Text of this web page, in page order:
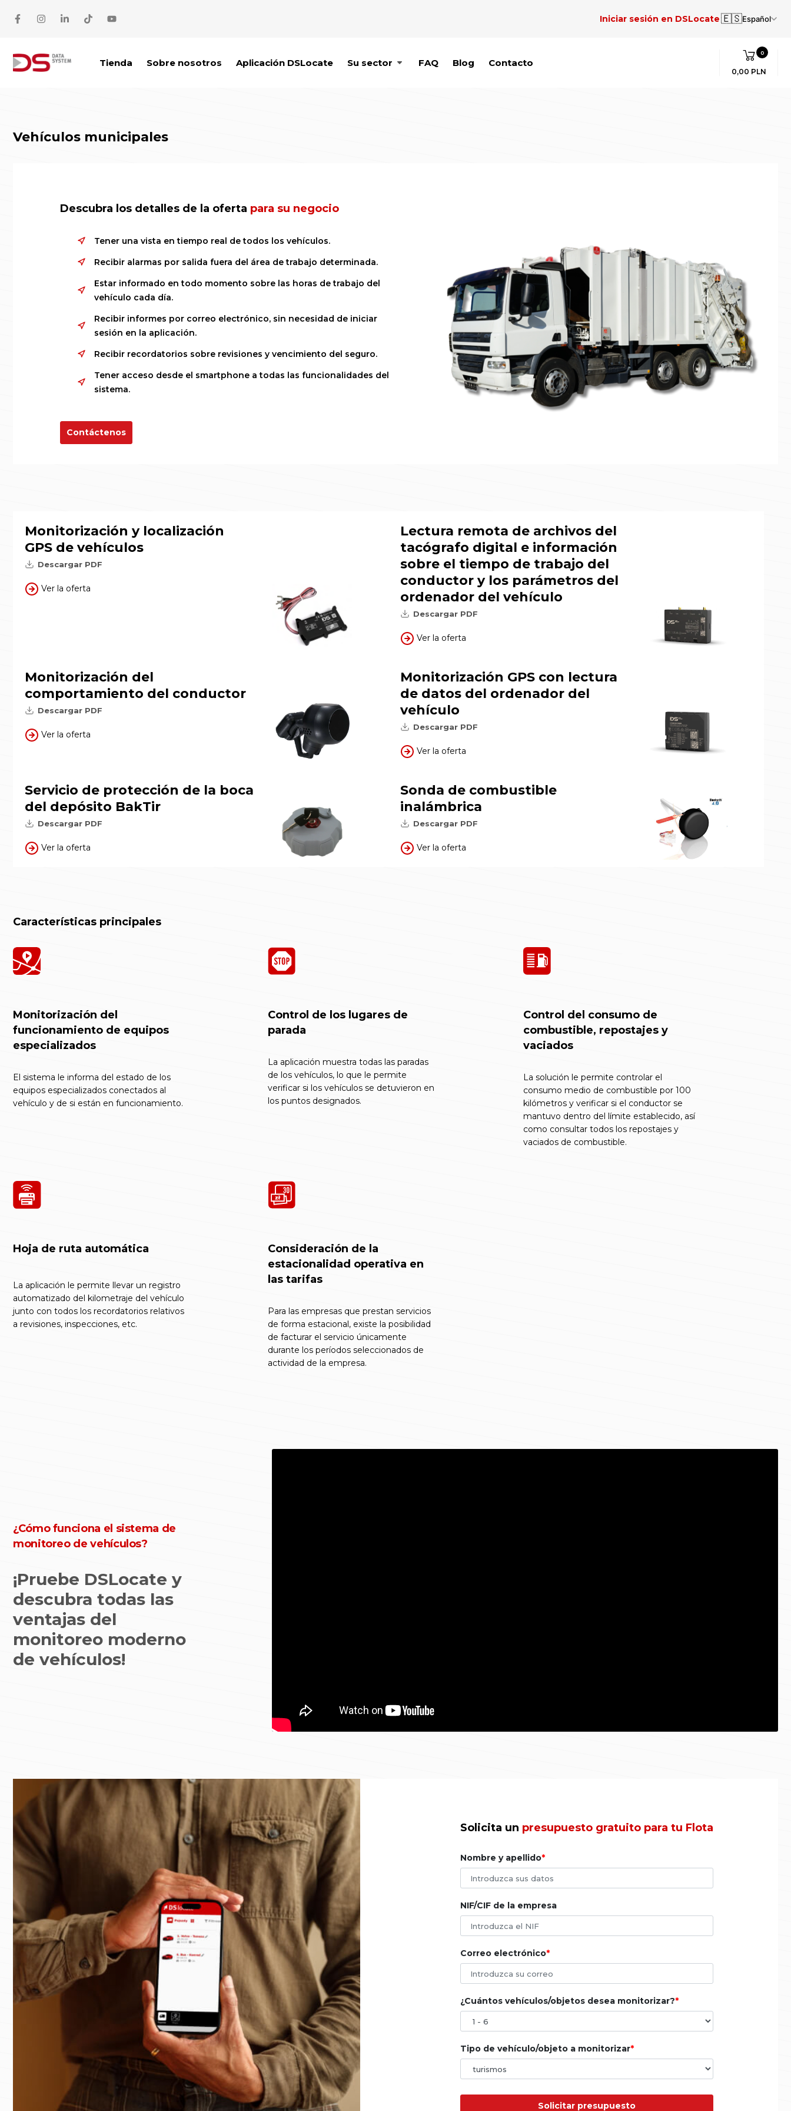
Iniciar sesión en DSLocate🇪🇸Español
Tienda Sobre nosotros Aplicación DSLocate Su sector FAQ Blog Contacto
0
0,00 PLN
Vehículos municipales
Descubra los detalles de la oferta para su negocio
Tener una vista en tiempo real de todos los vehículos.
Recibir alarmas por salida fuera del área de trabajo determinada.
Estar informado en todo momento sobre las horas de trabajo del
vehículo cada día.
Recibir informes por correo electrónico, sin necesidad de iniciar
sesión en la aplicación.
Recibir recordatorios sobre revisiones y vencimiento del seguro.
Tener acceso desde el smartphone a todas las funcionalidades del
sistema.
Contáctenos
Monitorización y localización
GPS de vehículos
Descargar PDF
Ver la oferta
Lectura remota de archivos del
tacógrafo digital e información
sobre el tiempo de trabajo del
conductor y los parámetros del
ordenador del vehículo
Descargar PDF
Ver la oferta
Monitorización del
comportamiento del conductor
Descargar PDF
Ver la oferta
Monitorización GPS con lectura
de datos del ordenador del
vehículo
Descargar PDF
Ver la oferta
Servicio de protección de la boca
del depósito BakTir
Descargar PDF
Ver la oferta
Sonda de combustible
inalámbrica
Descargar PDF
Ver la oferta
Características principales
Monitorización del
funcionamiento de equipos
especializados
El sistema le informa del estado de los
equipos especializados conectados al
vehículo y de si están en funcionamiento.
Control de los lugares de
parada
La aplicación muestra todas las paradas
de los vehículos, lo que le permite
verificar si los vehículos se detuvieron en
los puntos designados.
Control del consumo de
combustible, repostajes y
vaciados
La solución le permite controlar el
consumo medio de combustible por 100
kilómetros y verificar si el conductor se
mantuvo dentro del límite establecido, así
como consultar todos los repostajes y
vaciados de combustible.
Hoja de ruta automática
La aplicación le permite llevar un registro
automatizado del kilometraje del vehículo
junto con todos los recordatorios relativos
a revisiones, inspecciones, etc.
Consideración de la
estacionalidad operativa en
las tarifas
Para las empresas que prestan servicios
de forma estacional, existe la posibilidad
de facturar el servicio únicamente
durante los períodos seleccionados de
actividad de la empresa.
¿Cómo funciona el sistema de
monitoreo de vehículos?
¡Pruebe DSLocate y
descubra todas las
ventajas del
monitoreo moderno
de vehículos!
Solicita un presupuesto gratuito para tu Flota
Nombre y apellido
NIF/CIF de la empresa
Correo electrónico
¿Cuántos vehículos/objetos desea monitorizar?
Tipo de vehículo/objeto a monitorizar
Solicitar presupuesto